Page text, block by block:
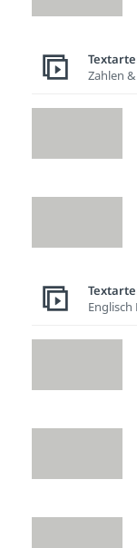
Zahlen
Englisch